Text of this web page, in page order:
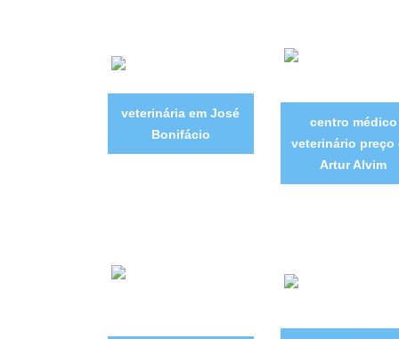
veterinária em José
Bonifácio
centro médico
veterinário preço
Artur Alvim